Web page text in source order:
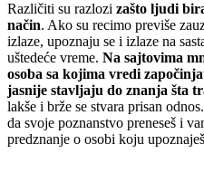
Različiti su razlozi zašto ljudi
način. Ako su recimo previše
izlaze, upoznaju se i izlaze na
uštedeće vreme. Na sajtovima
osoba sa kojima vredi
jasnije stavljaju do znanja šta
lakše i brže se stvara prisan
da svoje poznanstvo preneseš i
predznanje o osobi koju